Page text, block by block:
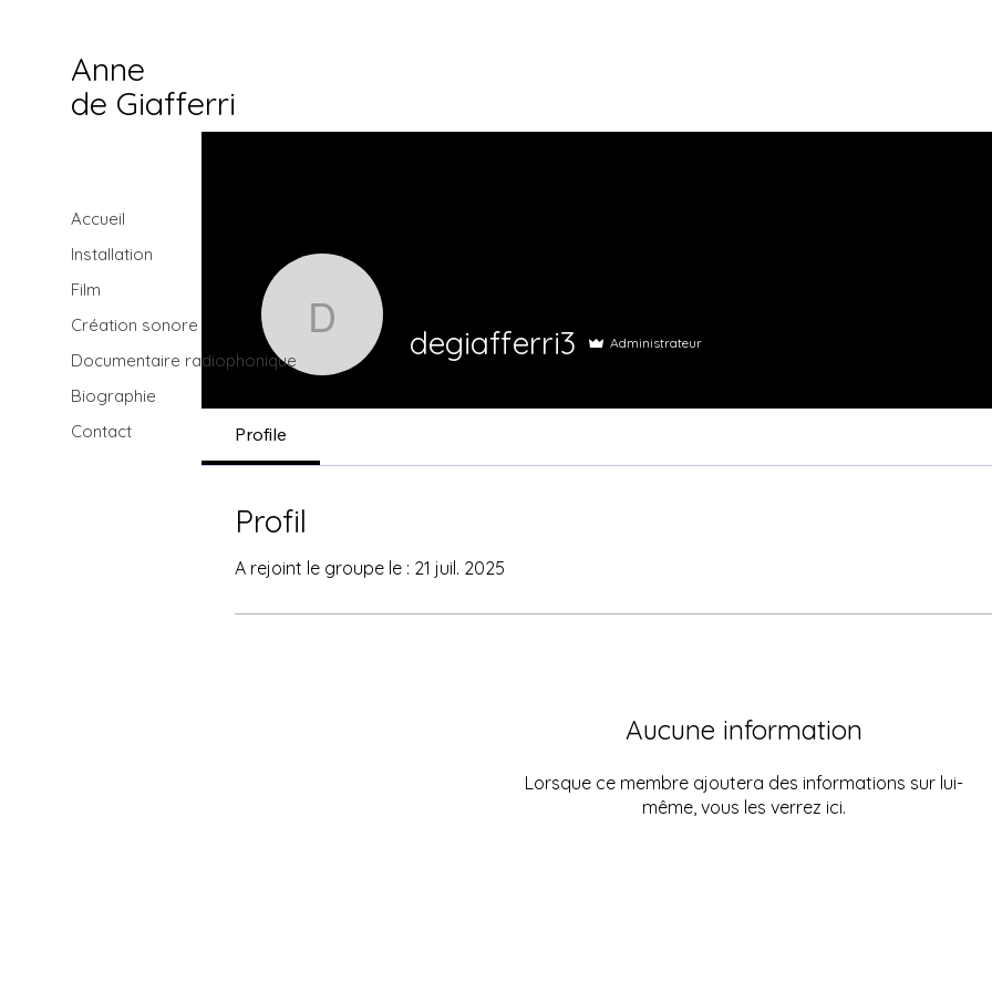
Accueil
Installation
Film
Création sonore
Documentaire radiophonique
Biographie
Contact
Anne
de Giafferri
degiafferri3
degiafferri3 Administrateur
Profile
Profil
A rejoint le groupe le : 21 juil. 2025
Aucune information
Lorsque ce membre ajoutera des informations sur lui-
même, vous les verrez ici.